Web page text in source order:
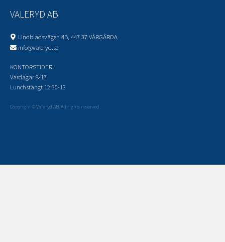
VALERYD AB
Lindbladsvägen 4B, 447 37 VÅRGÅRDA
info@valeryd.se
KONTORSTIDER:
Vardagar 8-17
Lunchstängt 12.30-13
Copyright © Valeryd AB. All rights reserved.